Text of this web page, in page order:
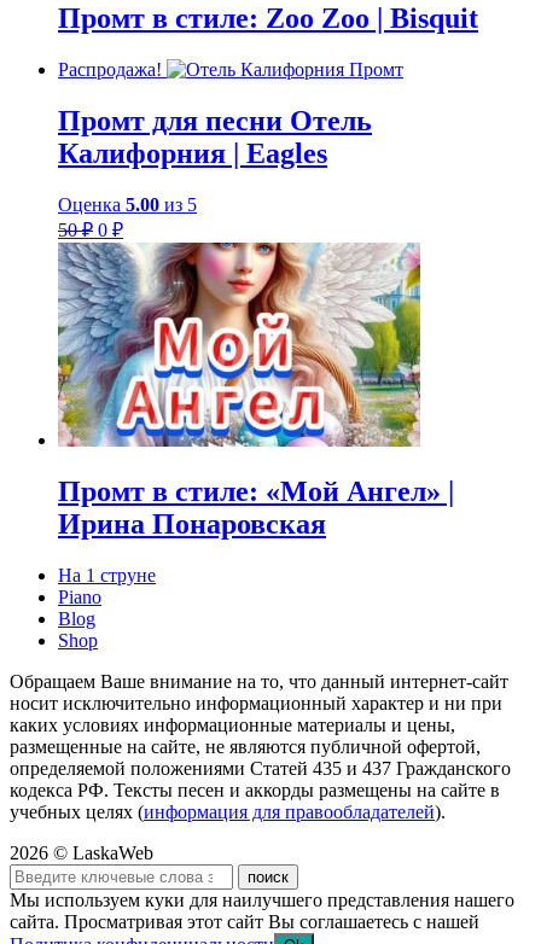
Промт в стиле: Zoo Zoo | Bisquit
Распродажа!
Промт для песни Отель
Калифорния | Eagles
Оценка 5.00 из 5
50₽ Первоначальная
цена
составляла
50 ₽.
0 ₽Текущая
цена:
0 ₽.
Промт в стиле: «Мой Ангел» |
Ирина Понаровская
На 1 струне
Piano
Blog
Shop
Обращаем Ваше внимание на то, что данный интернет-сайт
носит исключительно информационный характер и ни при
каких условиях информационные материалы и цены,
размещенные на сайте, не являются публичной офертой,
определяемой положениями Статей 435 и 437 Гражданского
кодекса РФ. Тексты песен и аккорды размещены на сайте в
учебных целях (информация для правообладателей).
2026 © LaskaWeb
Мы используем куки для наилучшего представления нашего
сайта. Просматривая этот сайт Вы соглашаетесь с нашей